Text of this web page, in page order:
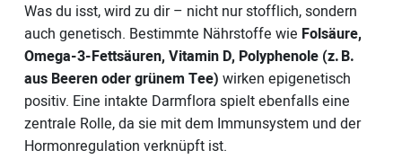
Was du isst, wird zu dir – nicht nur stofflich, sondern
auch genetisch. Bestimmte Nährstoffe wie Folsäure,
Omega-3-Fettsäuren, Vitamin D, Polyphenole (z. B.
aus Beeren oder grünem Tee) wirken epigenetisch
positiv. Eine intakte Darmflora spielt ebenfalls eine
zentrale Rolle, da sie mit dem Immunsystem und der
Hormonregulation verknüpft ist.